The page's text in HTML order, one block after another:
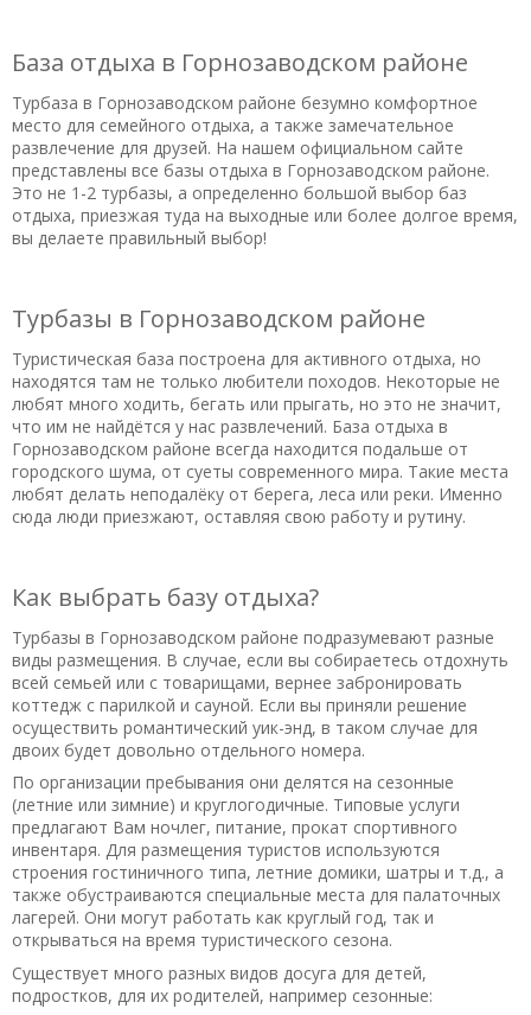
База отдыха в Горнозаводском районе
Турбаза в Горнозаводском районе безумно комфортное
место для семейного отдыха, а также замечательное
развлечение для друзей. На нашем официальном сайте
представлены все базы отдыха в Горнозаводском районе.
Это не 1-2 турбазы, а определенно большой выбор баз
отдыха, приезжая туда на выходные или более долгое время,
вы делаете правильный выбор!
Турбазы в Горнозаводском районе
Туристическая база построена для активного отдыха, но
находятся там не только любители походов. Некоторые не
любят много ходить, бегать или прыгать, но это не значит,
что им не найдётся у нас развлечений. База отдыха в
Горнозаводском районе всегда находится подальше от
городского шума, от суеты современного мира. Такие места
любят делать неподалёку от берега, леса или реки. Именно
сюда люди приезжают, оставляя свою работу и рутину.
Как выбрать базу отдыха?
Турбазы в Горнозаводском районе подразумевают разные
виды размещения. В случае, если вы собираетесь отдохнуть
всей семьей или с товарищами, вернее забронировать
коттедж с парилкой и сауной. Если вы приняли решение
осуществить романтический уик-энд, в таком случае для
двоих будет довольно отдельного номера.
По организации пребывания они делятся на сезонные
(летние или зимние) и круглогодичные. Типовые услуги
предлагают Вам ночлег, питание, прокат спортивного
инвентаря. Для размещения туристов используются
строения гостиничного типа, летние домики, шатры и т.д., а
также обустраиваются специальные места для палаточных
лагерей. Они могут работать как круглый год, так и
открываться на время туристического сезона.
Существует много разных видов досуга для детей,
подростков, для их родителей, например сезонные: